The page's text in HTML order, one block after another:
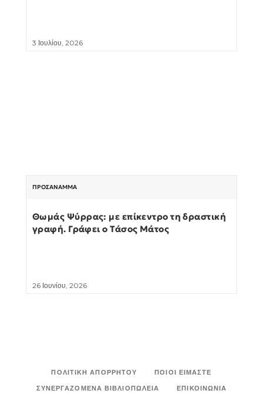
3 Ιουλίου, 2026
ΠΡΟΣΆΝΑΜΜΑ
Θωμάς Ψύρρας: με επίκεντρο τη δραστική
γραφή. Γράφει ο Τάσος Μάτος
26 Ιουνίου, 2026
ΠΟΛΙΤΙΚΉ ΑΠΟΡΡΉΤΟΥ
ΠΟΙΟΙ ΕΊΜΑΣΤΕ
ΣΥΝΕΡΓΑΖΌΜΕΝΑ ΒΙΒΛΙΟΠΩΛΕΊΑ
ΕΠΙΚΟΙΝΩΝΊΑ